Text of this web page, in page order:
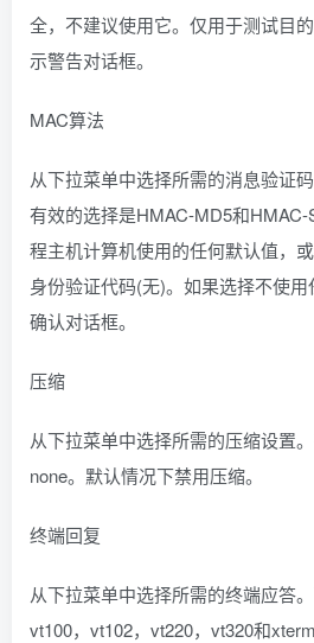
全，不建议使用它。仅用于测试目
示警告对话框。
MAC算法
从下拉菜单中选择所需的消息验证
有效的选择是HMAC-MD5和
程主机计算机使用的任何默认值，
身份验证代码(无)。如果选择不使
确认对话框。
压缩
从下拉菜单中选择所需的压缩设置
none。默认情况下禁用压缩。
终端回复
从下拉菜单中选择所需的终端应答
vt100，vt102，vt220，vt320和xterm